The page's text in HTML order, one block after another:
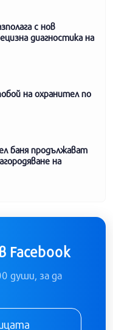
с нов
диагностика на
на охранител по
баня продължават
на
Facebook
души, за да